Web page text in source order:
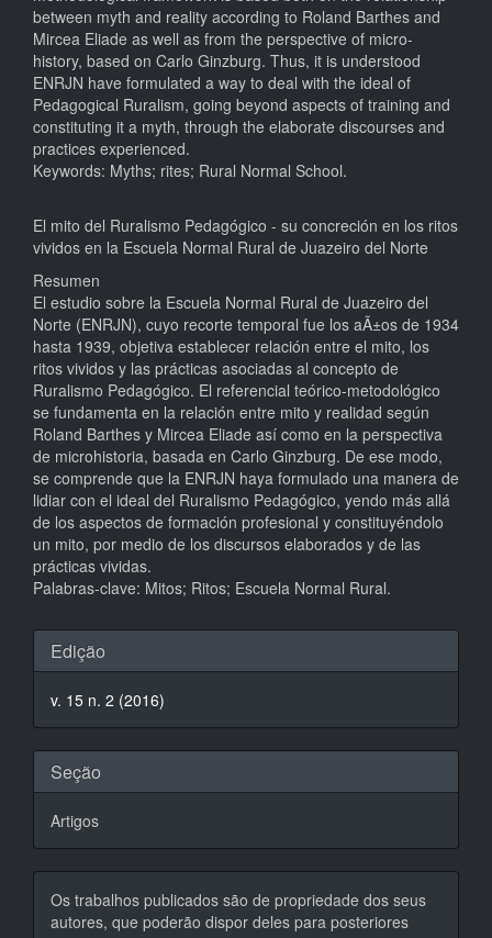
between myth and reality according to Roland Barthes and
Mircea Eliade as well as from the perspective of micro-
history, based on Carlo Ginzburg. Thus, it is understood
ENRJN have formulated a way to deal with the ideal of
Pedagogical Ruralism, going beyond aspects of training and
constituting it a myth, through the elaborate discourses and
practices experienced.
Keywords: Myths; rites; Rural Normal School.
El mito del Ruralismo Pedagógico - su concreción en los ritos
vividos en la Escuela Normal Rural de Juazeiro del Norte
Resumen
El estudio sobre la Escuela Normal Rural de Juazeiro del
Norte (ENRJN), cuyo recorte temporal fue los aÃ±os de 1934
hasta 1939, objetiva establecer relación entre el mito, los
ritos vividos y las prácticas asociadas al concepto de
Ruralismo Pedagógico. El referencial teórico-metodológico
se fundamenta en la relación entre mito y realidad según
Roland Barthes y Mircea Eliade así como en la perspectiva
de microhistoria, basada en Carlo Ginzburg. De ese modo,
se comprende que la ENRJN haya formulado una manera de
lidiar con el ideal del Ruralismo Pedagógico, yendo más allá
de los aspectos de formación profesional y constituyéndolo
un mito, por medio de los discursos elaborados y de las
prácticas vividas.
Palabras-clave: Mitos; Ritos; Escuela Normal Rural.
Detalhes
do
artigo
Edição
v. 15 n. 2 (2016)
Seção
Artigos
Os trabalhos publicados são de propriedade dos seus
autores, que poderão dispor deles para posteriores